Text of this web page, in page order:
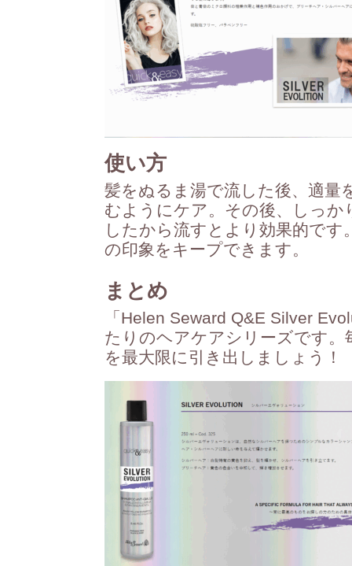
使い方
髪をぬるま湯で流した後、適量
むようにケア。その後、しっ
したから流すとより効果的です
の印象をキープできます。
まとめ
「Helen Seward Q&E Silver
たりのヘアケアシリーズです
を最大限に引き出しましょう！